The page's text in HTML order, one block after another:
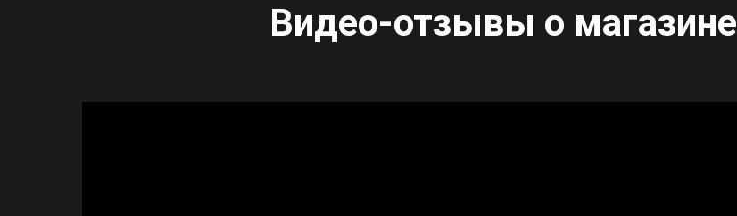
Видео-отзывы о магазине